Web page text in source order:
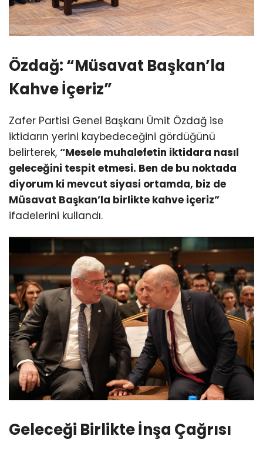
Özdağ: “Müsavat Başkan’la
Kahve İçeriz”
Zafer Partisi Genel Başkanı Ümit Özdağ ise
iktidarın yerini kaybedeceğini gördüğünü
belirterek, “Mesele muhalefetin iktidara nasıl
geleceğini tespit etmesi. Ben de bu noktada
diyorum ki mevcut siyasi ortamda, biz de
Müsavat Başkan’la birlikte kahve içeriz”
ifadelerini kullandı.
Geleceği Birlikte İnşa Çağrısı